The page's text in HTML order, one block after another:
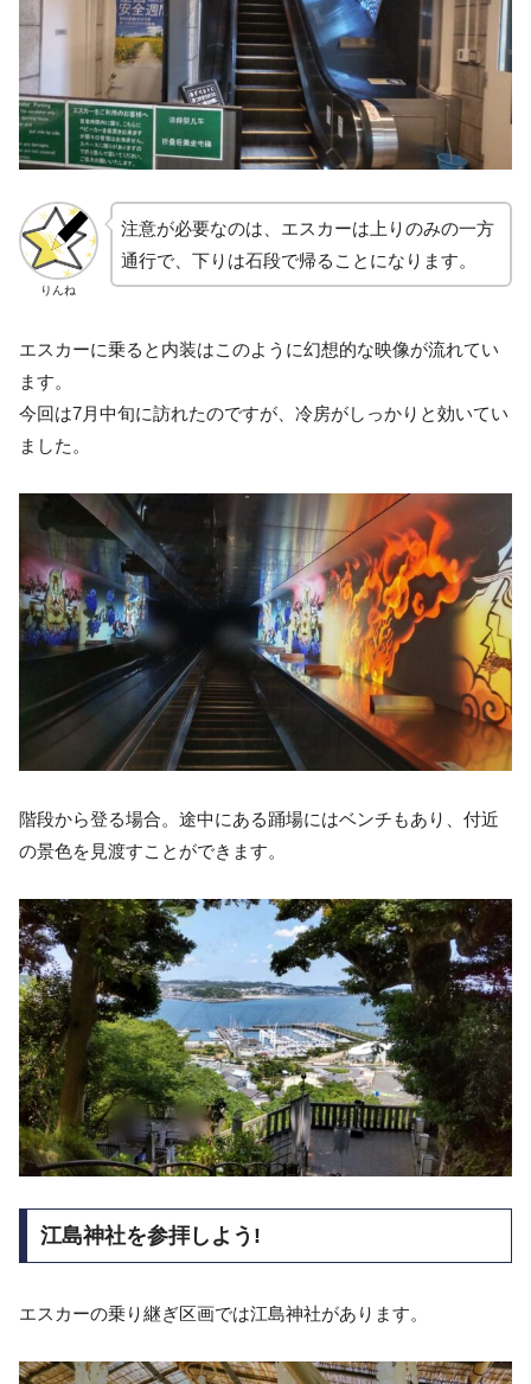
りんね
注意が必要なのは、エスカーは上りのみの一方
通行で、下りは石段で帰ることになります。
エスカーに乗ると内装はこのように幻想的な映像が流れてい
ます。
今回は7月中旬に訪れたのですが、冷房がしっかりと効いてい
ました。
階段から登る場合。途中にある踊場にはベンチもあり、付近
の景色を見渡すことができます。
江島神社を参拝しよう!
エスカーの乗り継ぎ区画では江島神社があります。